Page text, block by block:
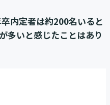
内定者は約200名いると
多いと感じたことはあり